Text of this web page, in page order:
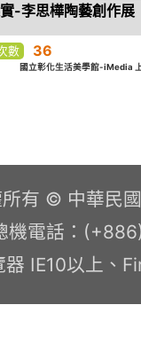
-李思樺陶藝創作展
數 36
國立彰化生活美學館-iMedia
有 © 中華民
機電話：
器 IE10以上、